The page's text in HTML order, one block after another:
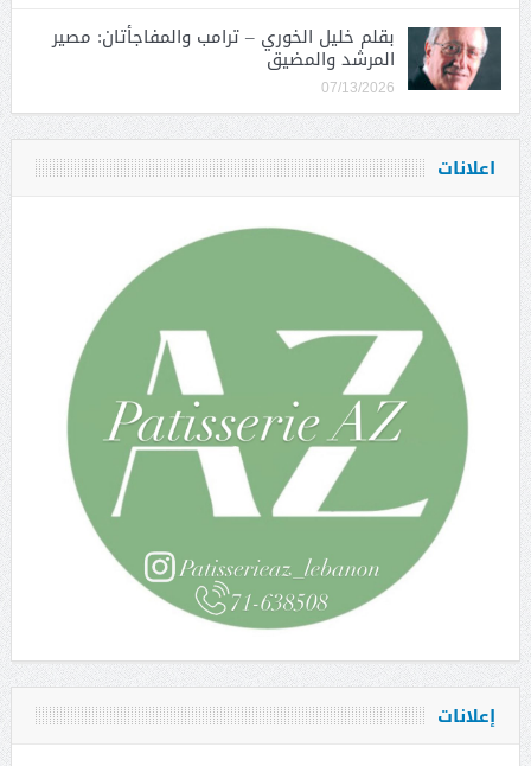
بقلم خليل الخوري – ترامب والمفاجأتان: مصير
المرشد والمضيق
07/13/2026
اعلانات
إعلانات